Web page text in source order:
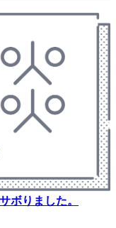
ボりました。